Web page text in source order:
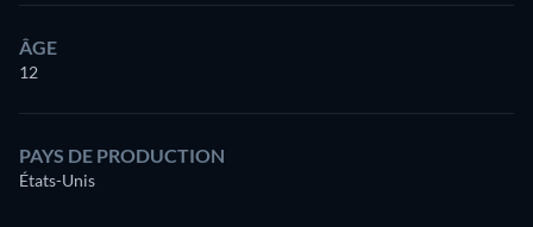
ÂGE
12
PAYS DE PRODUCTION
États-Unis